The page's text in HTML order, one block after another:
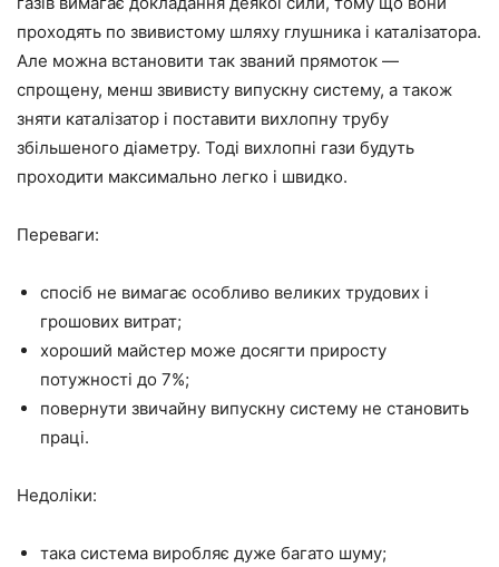
проходять по звивистому шляху глушника і каталізатора.
Але можна встановити так званий прямоток —
спрощену, менш звивисту випускну систему, а також
зняти каталізатор і поставити вихлопну трубу
збільшеного діаметру. Тоді вихлопні гази будуть
проходити максимально легко і швидко.
Переваги:
спосіб не вимагає особливо великих трудових і
грошових витрат;
хороший майстер може досягти приросту
потужності до 7%;
повернути звичайну випускну систему не становить
праці.
Недоліки:
така система виробляє дуже багато шуму;